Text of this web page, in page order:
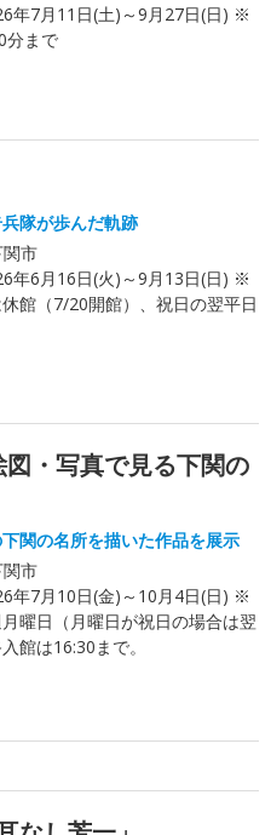
年7月11日(土)～9月27日(日) ※
分まで
隊が歩んだ軌跡
関市
年6月16日(火)～9月13日(日) ※
館（7/20開館）、祝日の翌平日
・写真で見る下関の
関の名所を描いた作品を展示
関市
年7月10日(金)～10月4日(日) ※
曜日（月曜日が祝日の場合は翌
館は16:30まで。